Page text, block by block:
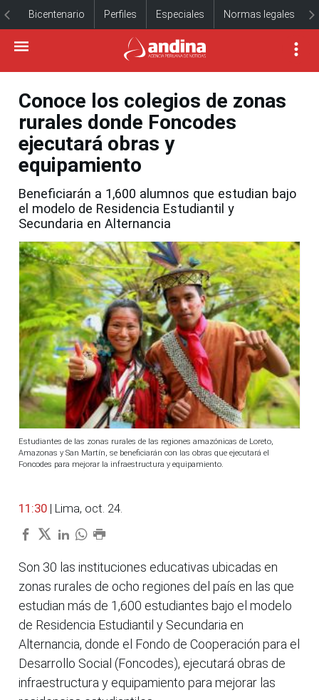
Bicentenario Perfiles Especiales Normas legales
Conoce los colegios de zonas
rurales donde Foncodes
ejecutará obras y
equipamiento
Beneficiarán a 1,600 alumnos que estudian bajo
el modelo de Residencia Estudiantil y
Secundaria en Alternancia
Estudiantes de las zonas rurales de las regiones amazónicas de Loreto,
Amazonas y San Martín, se beneficiarán con las obras que ejecutará el
Foncodes para mejorar la infraestructura y equipamiento.
11:30 | Lima, oct. 24.
Son 30 las instituciones educativas ubicadas en
zonas rurales de ocho regiones del país en las que
estudian más de 1,600 estudiantes bajo el modelo
de Residencia Estudiantil y Secundaria en
Alternancia, donde el Fondo de Cooperación para el
Desarrollo Social (Foncodes), ejecutará obras de
infraestructura y equipamiento para mejorar las